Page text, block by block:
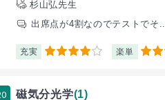
杉山弘先生
出席点が4割なのでテストでそ...
充実 4 楽単 4
磁気分光学(1)